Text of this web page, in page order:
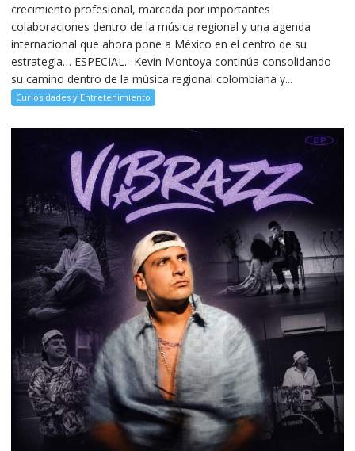
crecimiento profesional, marcada por importantes
colaboraciones dentro de la música regional y una agenda
internacional que ahora pone a México en el centro de su
estrategia… ESPECIAL.- Kevin Montoya continúa consolidando
su camino dentro de la música regional colombiana y...
Curiosidades y Entretenimiento